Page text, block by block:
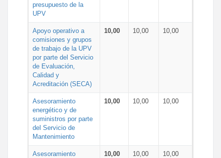
presupuesto de la
UPV
Apoyo operativo a
comisiones y grupos
de trabajo de la UPV
por parte del Servicio
de Evaluación,
Calidad y
Acreditación (SECA)
10,00 10,00 10,00
Asesoramiento
energético y de
suministros por parte
del Servicio de
Mantenimiento
10,00 10,00 10,00
Asesoramiento
10,00 10,00 10,00